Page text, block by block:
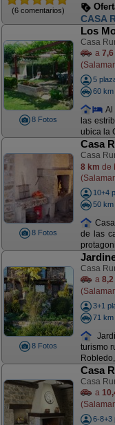
(6 comentarios)
CASA
8 Fotos
Los
Casa
a
5
60 km
Al
las
ubica la
8 Fotos
Casa
Casa
8 km de
10+4
50 km
de las
8 Fotos
Casa
a
3+1
71 km
turismo
Casa
Casa
a
6-8+3